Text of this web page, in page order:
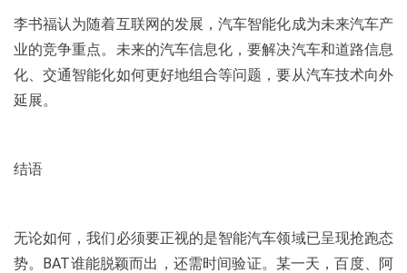
李书福认为随着互联网的发展，汽车智能化成为未来汽车产
业的竞争重点。未来的汽车信息化，要解决汽车和道路信息
化、交通智能化如何更好地组合等问题，要从汽车技术向外
延展。
结语
无论如何，我们必须要正视的是智能汽车领域已呈现抢跑态
势。BAT谁能脱颖而出，还需时间验证。某一天，百度、阿